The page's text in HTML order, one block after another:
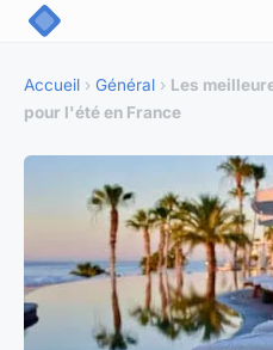
Accueil › Général › Les
pour l'été en France